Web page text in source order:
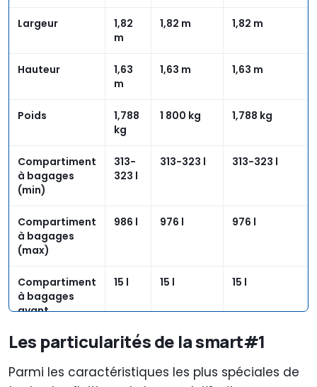
Largeur
1,82
m
1,82 m 1,82 m
Hauteur
1,63
m
1,63 m 1,63 m
Poids
1,788
kg
1 800 kg 1,788 kg
Compartiment
à bagages
(min)
313-
323 l
313-323 l 313-323 l
Compartiment
à bagages
(max)
986 l 976 l 976 l
Compartiment
à bagages
avant
15 l 15 l 15 l
Les particularités de la smart#1
Parmi les caractéristiques les plus spéciales de